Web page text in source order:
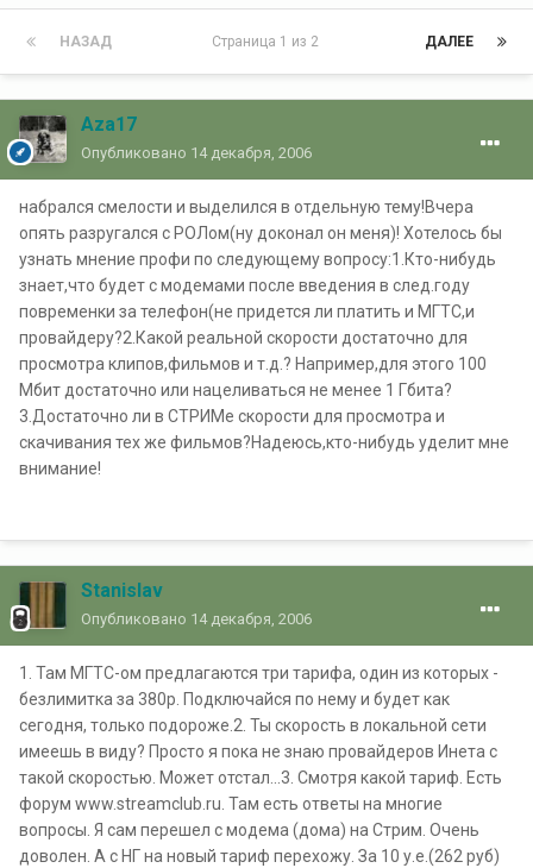
НАЗАД ДАЛЕЕ
Страница 1 из 2
Aza17
Опубликовано 14 декабря, 2006
набрался смелости и выделился в отдельную тему!Вчера
опять разругался с РОЛом(ну доконал он меня)! Хотелось бы
узнать мнение профи по следующему вопросу:1.Кто-нибудь
знает,что будет с модемами после введения в след.году
повременки за телефон(не придется ли платить и МГТС,и
провайдеру?2.Какой реальной скорости достаточно для
просмотра клипов,фильмов и т.д.? Например,для этого 100
Мбит достаточно или нацеливаться не менее 1 Гбита?
3.Достаточно ли в СТРИМе скорости для просмотра и
скачивания тех же фильмов?Надеюсь,кто-нибудь уделит мне
внимание!
Stanislav
Опубликовано 14 декабря, 2006
1. Там МГТС-ом предлагаются три тарифа, один из которых -
безлимитка за 380р. Подключайся по нему и будет как
сегодня, только подороже.2. Ты скорость в локальной сети
имеешь в виду? Просто я пока не знаю провайдеров Инета с
такой скоростью. Может отстал...3. Смотря какой тариф. Есть
форум www.streamclub.ru. Там есть ответы на многие
вопросы. Я сам перешел с модема (дома) на Стрим. Очень
доволен. А с НГ на новый тариф перехожу. За 10 у.е.(262 руб)